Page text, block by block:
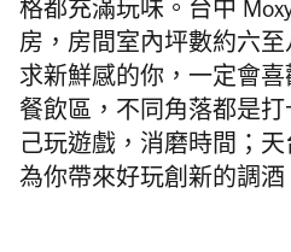
格都充滿玩味。台中
房，房間室內坪數約六
求新鮮感的你，一定會
餐飲區，不同角落都是
己玩遊戲，消磨時間；天
為你帶來好玩創新的調酒